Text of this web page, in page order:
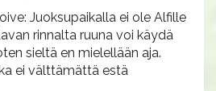
Juoksupaikalla ei ole Alfille
rinnalta ruuna voi käydä
sieltä en mielellään aja.
ei välttämättä estä